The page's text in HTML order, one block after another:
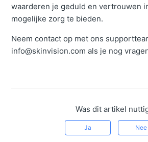
waarderen je geduld en vertrouwen
mogelijke zorg te bieden.
Neem contact op met ons
info@skinvision.com als je nog
Was dit artikel
Ja Nee